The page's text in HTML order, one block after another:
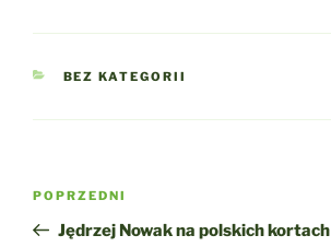
KATEGORIE
BEZ KATEGORII
Nawigacja
Poprzedni
wpis
POPRZEDNI
Jędrzej Nowak na polskich kortach